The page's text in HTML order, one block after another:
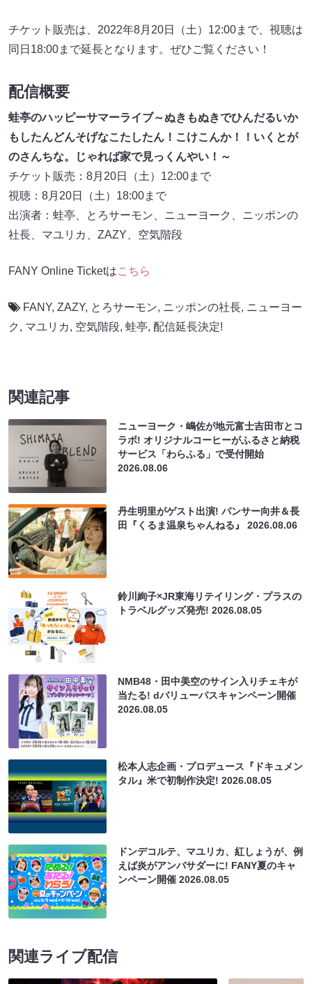
チケット販売は、2022年8月20日（土）12:00まで、視聴は
同日18:00まで延長となります。ぜひご覧ください！
配信概要
蛙亭のハッピーサマーライブ～ぬきもぬきでひんだるいか
もしたんどんそげなこたしたん！こけこんか！！いくとが
のさんちな。じゃれば家で見っくんやい！～
チケット販売：8月20日（土）12:00まで
視聴：8月20日（土）18:00まで
出演者：蛙亭、とろサーモン、ニューヨーク、ニッポンの
社長、マユリカ、ZAZY、空気階段
FANY Online Ticketはこちら
FANY, ZAZY, とろサーモン, ニッポンの社長, ニューヨー
ク , マユリカ, 空気階段, 蛙亭, 配信延長決定!
関連記事
ニューヨーク・嶋佐が地元富士吉田市とコ
ラボ! オリジナルコーヒーがふるさと納税
サービス「わらふる」で受付開始
2026.08.06
丹生明里がゲスト出演! パンサー向井＆長
田『くるま温泉ちゃんねる』2026.08.06
鈴川絢子×JR東海リテイリング・プラスの
トラベルグッズ発売!2026.08.05
NMB48・田中美空のサイン入りチェキが
当たる! dバリューパスキャンペーン開催
2026.08.05
松本人志企画・プロデュース『ドキュメン
タル』米で初制作決定!2026.08.05
ドンデコルテ、マユリカ、紅しょうが、例
えば炎がアンバサダーに! FANY夏のキャ
ンペーン開催2026.08.05
関連ライブ配信